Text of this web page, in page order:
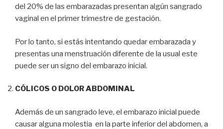
del 20% de las embarazadas presentan algún sangrado
vaginal en el primer trimestre de gestación.
Por lo tanto, si estás intentando quedar embarazada y
presentas una menstruación diferente de la usual este
puede ser un signo del embarazo inicial.
CÓLICOS O DOLOR ABDOMINAL
Además de un sangrado leve, el embarazo inicial puede
causar alguna molestia en la parte inferior del abdomen, a